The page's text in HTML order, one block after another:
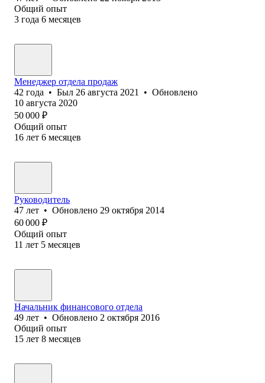
Общий опыт
3 года 6 месяцев
Менеджер отдела продаж
42 года • Был 26 августа 2021 • Обновлено
10 августа 2020
50 000 ₽
Общий опыт
16 лет 6 месяцев
Руководитель
47 лет • Обновлено 29 октября 2014
60 000 ₽
Общий опыт
11 лет 5 месяцев
Начальник финансового отдела
49 лет • Обновлено 2 октября 2016
Общий опыт
15 лет 8 месяцев